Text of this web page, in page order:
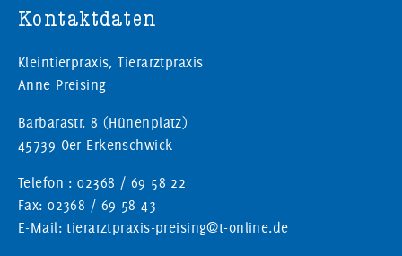
Kontaktdaten
Kleintierpraxis, Tierarztpraxis
Anne Preising
Barbarastr. 8 (Hünenplatz)
45739 Oer-Erkenschwick
Telefon : 02368 / 69 58 22
Fax: 02368 / 69 58 43
E-Mail: tierarztpraxis-preising@t-online.de